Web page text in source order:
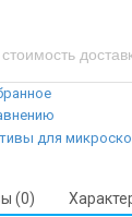
для
(0)